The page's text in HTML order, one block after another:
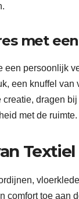
met
een persoonlijk
een knuffel van
dragen bij
met de ruimte.
Textiel
comfort toe aan